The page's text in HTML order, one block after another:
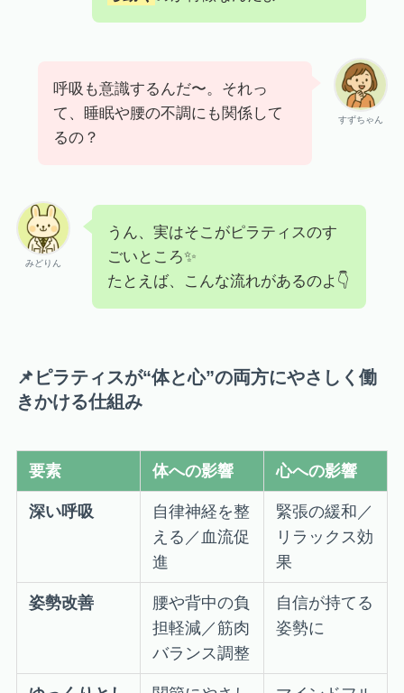
すずちゃん
呼吸も意識するんだ〜。それっ
て、睡眠や腰の不調にも関係して
るの？
みどりん
うん、実はそこがピラティスのす
ごいところ✨
たとえば、こんな流れがあるのよ👇
📌ピラティスが“体と心”の両方にやさしく働
きかける仕組み
要素 体への影響 心への影響
深い呼吸
自律神経を整
える／血流促
進
緊張の緩和／
リラックス効
果
姿勢改善
腰や背中の負
担軽減／筋肉
バランス調整
自信が持てる
姿勢に